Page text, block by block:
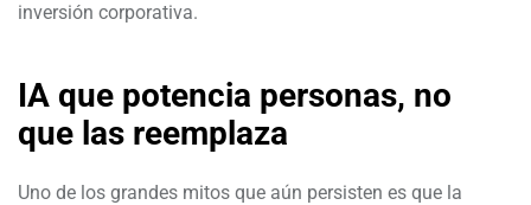
inversión corporativa.
IA que potencia personas, no
que las reemplaza
Uno de los grandes mitos que aún persisten es que la